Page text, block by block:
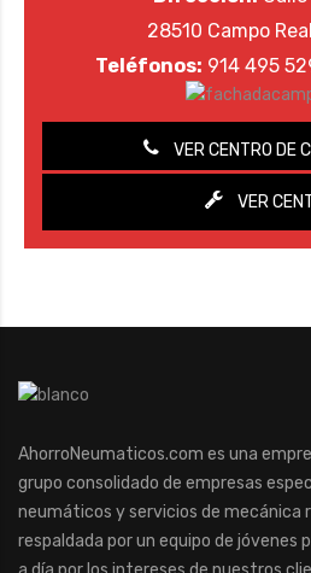
28510 Campo
Teléfonos: 914 495
VER CENTRO DE
VER
AhorroNeumaticos.com es una
grupo consolidado de empresas
neumáticos y servicios de mecánica
respaldada por un equipo de jóvenes